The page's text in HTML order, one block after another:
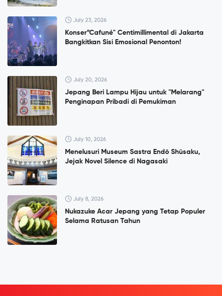
July 23, 2026
Konser”Cafuné" Centimillimental di Jakarta
Bangkitkan Sisi Emosional Penonton!
July 20, 2026
Jepang Beri Lampu Hijau untuk "Melarang"
Penginapan Pribadi di Pemukiman
July 10, 2026
Menelusuri Museum Sastra Endō Shūsaku,
Jejak Novel Silence di Nagasaki
July 8, 2026
Nukazuke Acar Jepang yang Tetap Populer
Selama Ratusan Tahun